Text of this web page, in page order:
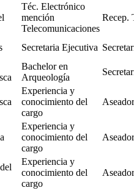
Téc. Electrónico
mención
Telecomunicaciones
Recep.
Secretaria Ejecutiva
Bachelor en
Arqueología
Experiencia y
conocimiento del
cargo
Experiencia y
conocimiento del
cargo
Experiencia y
conocimiento del
cargo